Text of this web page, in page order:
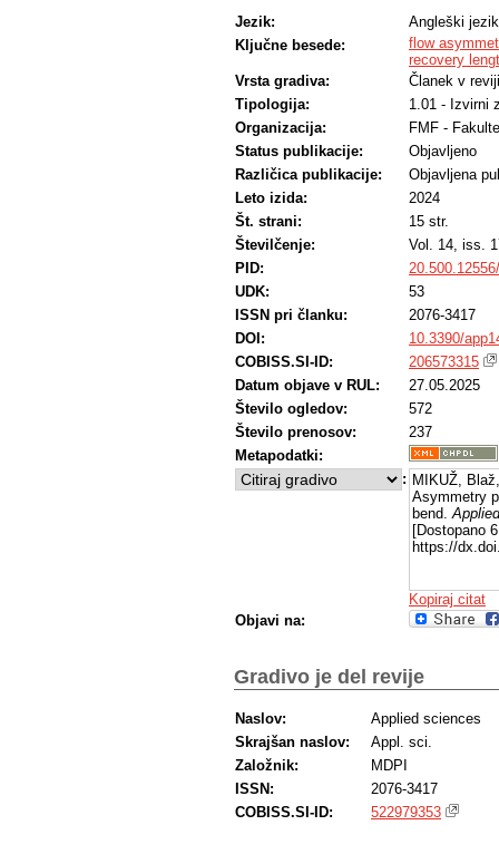
tens of D and decreases with
the elbow induces instabilities that
longer than the 100 D length of our
near walls, whereas flow profiles better
indicators derived from velocity
streamwise velocity.
Jezik:
Angleški jezik
Ključne besede:
flow
recovery
Vrsta gradiva:
Članek v reviji
Tipologija:
1.01 - Izvirni
Organizacija:
FMF -
Status publikacije:
Objavljeno
Različica publikacije:
Objavljena
Leto izida:
2024
Št. strani:
15 str.
Številčenje:
Vol. 14, iss.
PID:
UDK:
53
ISSN pri članku:
2076-3417
DOI:
10.3390/
COBISS.SI-ID:
206573315
Datum objave v RUL:
27.05.2025
Število ogledov:
572
Število prenosov:
237
Metapodatki:
: MIKUŽ,
Asymmetry
bend.
[Dostopano
https://
Kopiraj citat
Objavi na:
Gradivo je del revije
Naslov:
Applied sciences
Skrajšan naslov:
Appl. sci.
Založnik:
MDPI
ISSN:
2076-3417
COBISS.SI-ID:
522979353